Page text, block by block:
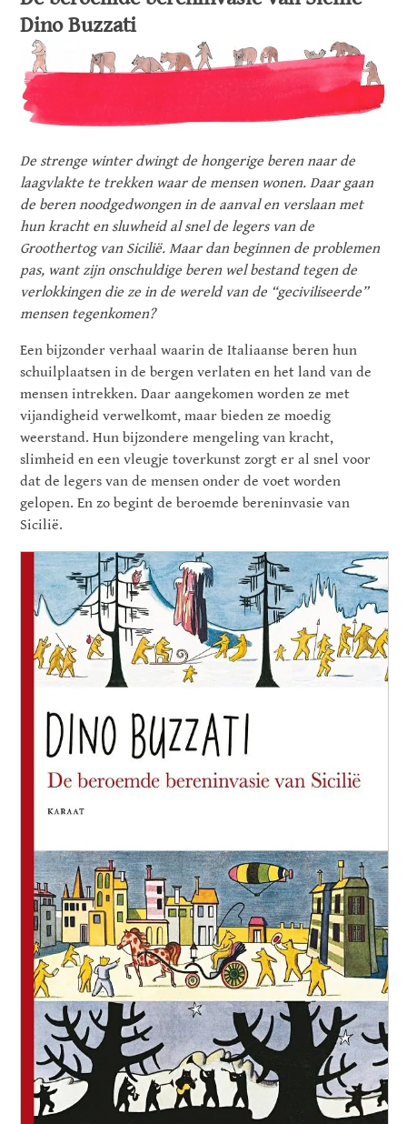
Dino Buzzati
De strenge winter dwingt de hongerige beren naar de
laagvlakte te trekken waar de mensen wonen. Daar gaan
de beren noodgedwongen in de aanval en verslaan met
hun kracht en sluwheid al snel de legers van de
Groothertog van Sicilië. Maar dan beginnen de problemen
pas, want zijn onschuldige beren wel bestand tegen de
verlokkingen die ze in de wereld van de “geciviliseerde”
mensen tegenkomen?
Een bijzonder verhaal waarin de Italiaanse beren hun
schuilplaatsen in de bergen verlaten en het land van de
mensen intrekken. Daar aangekomen worden ze met
vijandigheid verwelkomt, maar bieden ze moedig
weerstand. Hun bijzondere mengeling van kracht,
slimheid en een vleugje toverkunst zorgt er al snel voor
dat de legers van de mensen onder de voet worden
gelopen. En zo begint de beroemde bereninvasie van
Sicilië.